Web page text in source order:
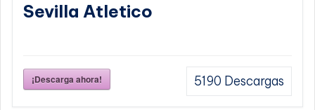
Sevilla Atletico
¡Descarga ahora! 5190 Descargas